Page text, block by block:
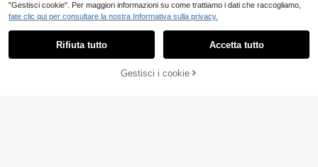
COMPRA ORA AGGIUNGI AL CARRELLO
"Gestisci cookie". Per maggiori informazioni su come trattiamo i dati che raccogliamo,
fate clic qui per consultare la nostra Informativa sulla privacy.
Rifiuta tutto Accetta tutto
Gestisci i cookie